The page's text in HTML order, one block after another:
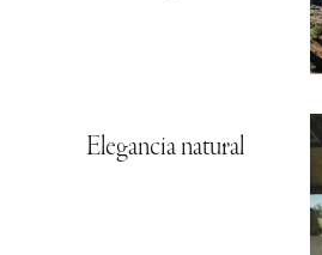
Elegancia natural